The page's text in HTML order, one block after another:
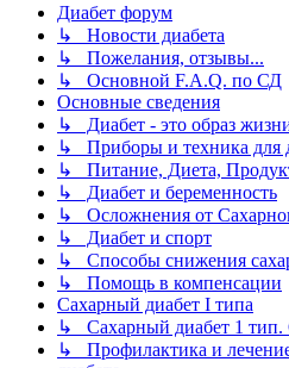
Диабет форум
↳ Новости диабета
↳ Пожелания, отзывы...
↳ Основной F.A.Q. по СД
Основные сведения
↳ Диабет - это образ
↳ Приборы и техника для
↳ Питание, Диета,
↳ Диабет и беременность
↳ Осложнения от
↳ Диабет и спорт
↳ Способы снижения
↳ Помощь в компенсации
Сахарный диабет I типа
↳ Сахарный диабет 1
↳ Профилактика и